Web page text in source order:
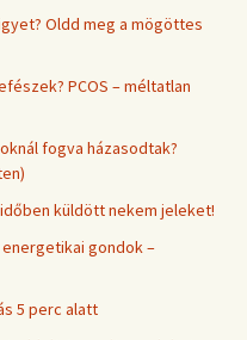
Oldd meg a mögöttes
PCOS – méltatlan
fogva házasodtak?
küldött nekem jeleket!
gondok –
5 perc alatt